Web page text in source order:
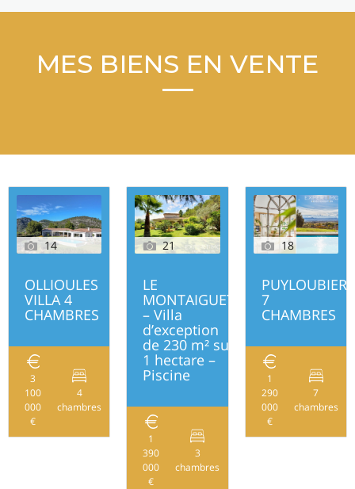
MES BIENS EN VENTE
14
OLLIOULES
VILLA 4
CHAMBRES
3
100
000
€
4
chambres
21
LE
MONTAIGUET
– Villa
d’exception
de 230 m² sur
1 hectare –
Piscine
1
390
000
€
3
chambres
18
PUYLOUBIER
7
CHAMBRES
1
290
000
€
7
chambres